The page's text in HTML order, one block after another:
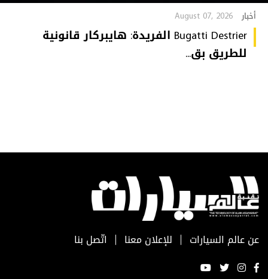
أخبار August 07, 2026
Bugatti Destrier الفريدة: هايبركار قانونية
للطريق بق...
عن عالم السيارات للإعلان معنا اتّصل بنا